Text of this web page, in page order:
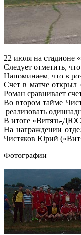
22 июля на стадионе
Следует отметить,
Напоминаем, что в
Счет в матче открыл
Роман сравнивает
Во втором тайме
реализовать
В итоге «Витязь-
На награждении
Чистяков Юрий
Фотографии